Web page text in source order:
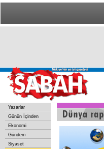
Yazarlar
Günün İçinden
Ekonomi
Gündem
Siyaset